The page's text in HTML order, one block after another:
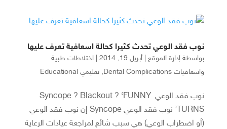
نوب فقد الوعي تحدث كثيرا كحالة اسعافية تعرف عليها
بواسطة إدارة الموقع| أبريل 19, 2014 | اختلاطات طبية
واسعافيات Dental Complications
, تعليمي Educational
نوب فقد الوعي Syncope ? Blackout ? ‘FUNNY
TURNS’ نوب فقد الوعي Syncope إن نوب فقد الوعي
(أو اضطراب الوعي) هي سبب شائع لمراجعة عيادات الرعاية